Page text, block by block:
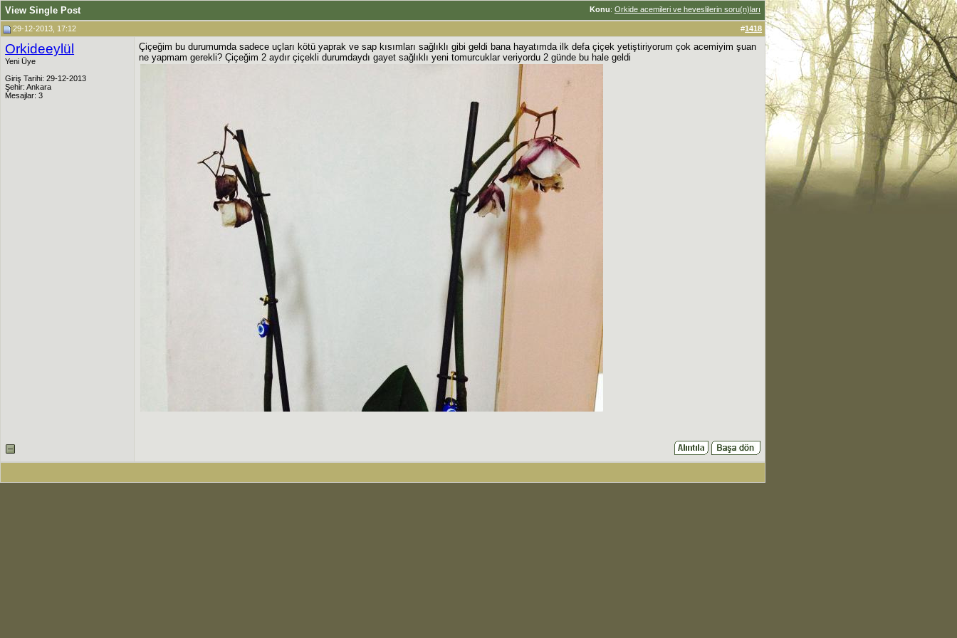
Konu: Orkide acemileri ve heveslilerin soru(n)ları
View Single Post
29-12-2013, 17:12 #1418
Orkideeylül
Yeni Üye
Giriş Tarihi: 29-12-2013
Şehir: Ankara
Mesajlar: 3
Çiçeğim bu durumumda sadece uçları kötü yaprak ve sap kısımları sağlıklı gibi geldi bana hayatımda ilk defa çiçek yetiştiriyorum çok acemiyim şuan
ne yapmam gerekli? Çiçeğim 2 aydır çiçekli durumdaydı gayet sağlıklı yeni tomurcuklar veriyordu 2 günde bu hale geldi